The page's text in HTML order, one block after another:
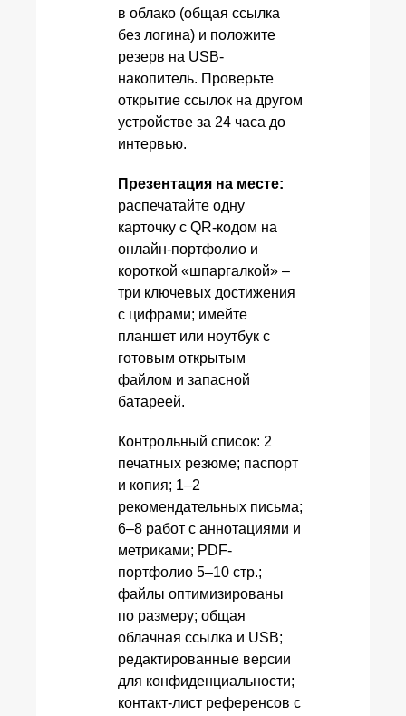
в облако (общая ссылка
без логина) и положите
резерв на USB-
накопитель. Проверьте
открытие ссылок на другом
устройстве за 24 часа до
интервью.
Презентация на месте:
распечатайте одну
карточку с QR-кодом на
онлайн-портфолио и
короткой «шпаргалкой» –
три ключевых достижения
с цифрами; имейте
планшет или ноутбук с
готовым открытым
файлом и запасной
батареей.
Контрольный список: 2
печатных резюме; паспорт
и копия; 1–2
рекомендательных письма;
6–8 работ с аннотациями и
метриками; PDF-
портфолио 5–10 стр.;
файлы оптимизированы
по размеру; общая
облачная ссылка и USB;
редактированные версии
для конфиденциальности;
контакт-лист референсов с